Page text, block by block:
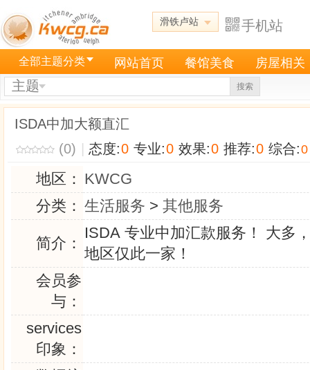
滑铁卢站 手机站
全部主题分类 网站首页 餐馆美食 房屋相关
主题 搜索
ISDA中加大额直汇
(0)
态度:0 专业:0 效果:0 推荐:0 综合:0
地区： KWCG
分类： 生活服务 > 其他服务
简介：
ISDA 专业中加汇款服务！ 大多
地区仅此一家！
会员参
与：
services
印象：